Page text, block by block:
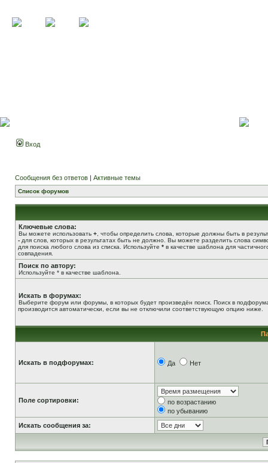
Вход
Сообщения без ответов | Активные темы
Список форумов
Ключевые слова:
Вы можете использовать + , чтобы определить слова, которые должны быть в
- для слов, которых в результатах быть не должно. Вы можете разделить слова
для поиска любого слова из списка. Используйте * в качестве шаблона для
совпадения.
Поиск по автору:
Используйте * в качестве шаблона.
Искать в форумах:
Выберите форум или форумы, в которых будет произведён поиск. Поиск в
производится автоматически, если вы не отключили соответствующую опцию ниже.
Искать в подфорумах: Да Нет
Поле сортировки:
по возрастанию
по убыванию
Искать сообщения за: